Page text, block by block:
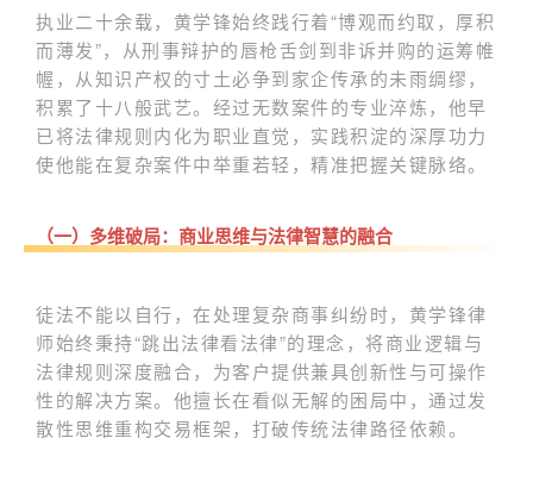
执业二十余载，黄学锋始终践行着“博观而约取，厚积
而薄发”，从刑事辩护的唇枪舌剑到非诉并购的运筹帷
幄，从知识产权的寸土必争到家企传承的未雨绸缪，
积累了十八般武艺。经过无数案件的专业淬炼，他早
已将法律规则内化为职业直觉，实践积淀的深厚功力
使他能在复杂案件中举重若轻，精准把握关键脉络。
（一）多维破局：商业思维与法律智慧的融合
徒法不能以自行，在处理复杂商事纠纷时，黄学锋律
师始终秉持“跳出法律看法律”的理念，将商业逻辑与
法律规则深度融合，为客户提供兼具创新性与可操作
性的解决方案。他擅长在看似无解的困局中，通过发
散性思维重构交易框架，打破传统法律路径依赖。